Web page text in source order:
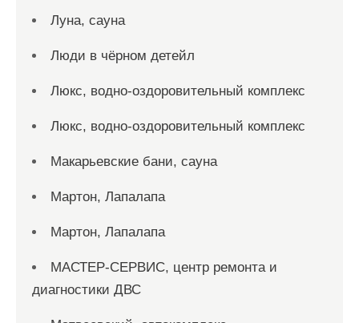
Луна, сауна
Люди в чёрном детейл
Люкс, водно-оздоровительный комплекс
Люкс, водно-оздоровительный комплекс
Макарьевские бани, сауна
Мартон, Лапалапа
Мартон, Лапалапа
МАСТЕР-СЕРВИС, центр ремонта и
диагностики ДВС